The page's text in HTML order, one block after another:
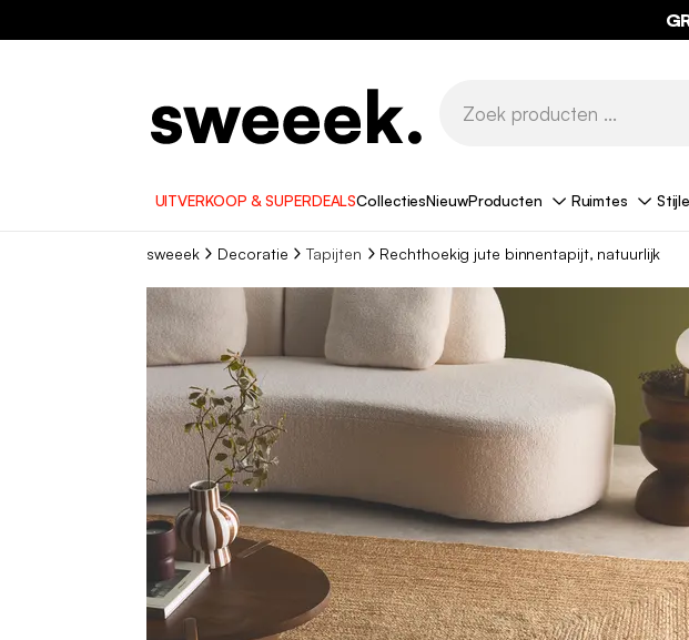
UITVERKOOP & SUPERDEALSCollectiesNieuwProducten Ruimtes
sweeek Decoratie Tapijten Rechthoekig jute binnentapijt, natuurlijk